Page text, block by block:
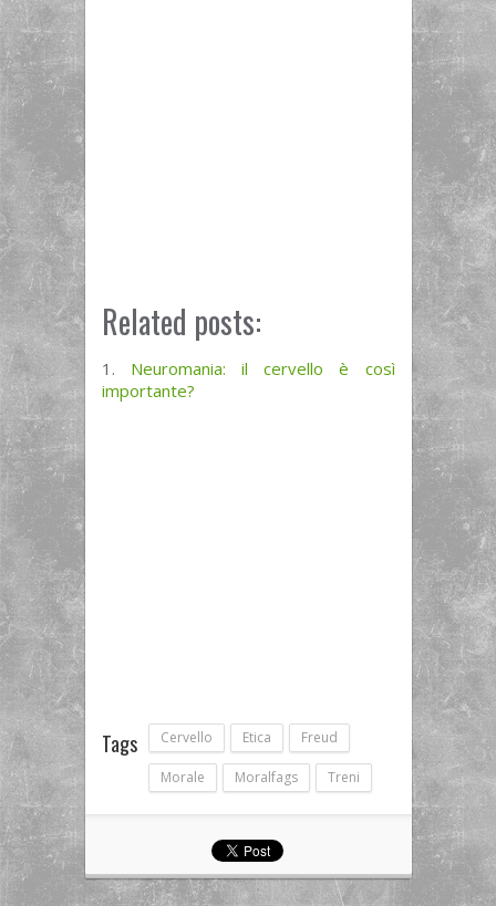
Related posts:
Neuromania: il cervello è così
importante?
Tags Cervello Etica Freud
Morale Moralfags Treni